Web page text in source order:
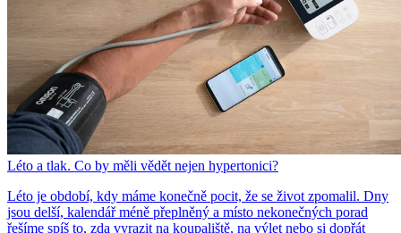
Léto a tlak. Co by měli vědět nejen hypertonici?
Léto je období, kdy máme konečně pocit, že se život zpomalil. Dny
jsou delší, kalendář méně přeplněný a místo nekonečných porad
řešíme spíš to, zda vyrazit na koupaliště, na výlet nebo si dopřát